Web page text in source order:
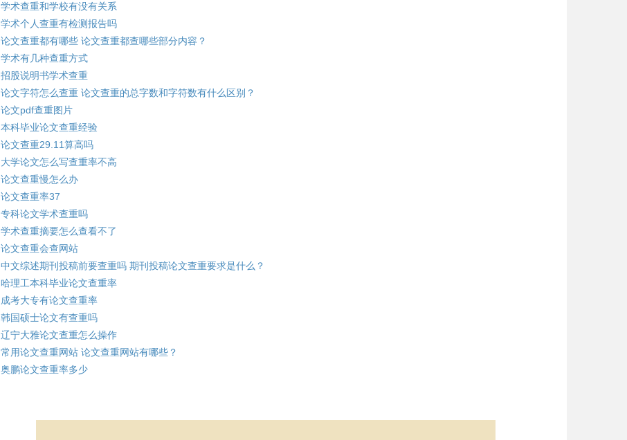
学术查重和学校有没有关系
学术个人查重有检测报告吗
论文查重都有哪些 论文查重都查哪些部分内容？
学术有几种查重方式
招股说明书学术查重
论文字符怎么查重 论文查重的总字数和字符数有什么区别？
论文pdf查重图片
本科毕业论文查重经验
论文查重29.11算高吗
大学论文怎么写查重率不高
论文查重慢怎么办
论文查重率37
专科论文学术查重吗
学术查重摘要怎么查看不了
论文查重会查网站
中文综述期刊投稿前要查重吗 期刊投稿论文查重要求是什么？
哈理工本科毕业论文查重率
成考大专有论文查重率
韩国硕士论文有查重吗
辽宁大雅论文查重怎么操作
常用论文查重网站 论文查重网站有哪些？
奥鹏论文查重率多少